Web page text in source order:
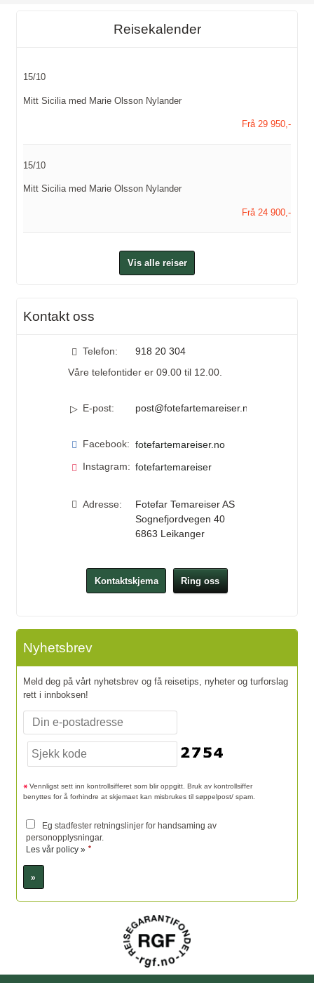
Reisekalender
15/10
Mitt Sicilia med Marie Olsson Nylander
Frå 29 950,-
15/10
Mitt Sicilia med Marie Olsson Nylander
Frå 24 900,-
Vis alle reiser
Kontakt oss
Telefon:
918 20 304
Våre telefontider er 09.00 til 12.00.
E-post: post@fotefartemareiser.no
Facebook: fotefartemareiser.no
Instagram: fotefartemareiser
Adresse:
Fotefar Temareiser AS
Sognefjordvegen 40
6863 Leikanger
Kontaktskjema Ring oss
Nyhetsbrev
Meld deg på vårt nyhetsbrev og få reisetips, nyheter og turforslag
rett i innboksen!
Vennligst sett inn kontrollsifferet som blir oppgitt. Bruk av kontrollsiffer
benyttes for å forhindre at skjemaet kan misbrukes til søppelpost/ spam.
Eg stadfester retningslinjer for handsaming av
personopplysningar.
Les vår policy » *
Sosiale medier